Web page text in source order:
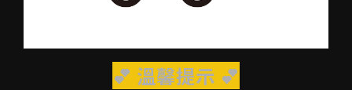
💕 溫馨提示 💕